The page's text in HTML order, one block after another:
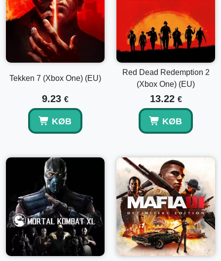
Tekken 7 (Xbox One) (EU)
9.23 €
KØB
Red Dead Redemption 2
(Xbox One) (EU)
13.22 €
KØB